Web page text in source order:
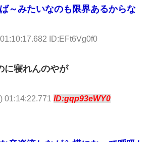
～みたいなのも限界あるからな
ID:EFt6Vg0f0
に寝れんのやが
01:14:22.771 ID:gqp93eWY0